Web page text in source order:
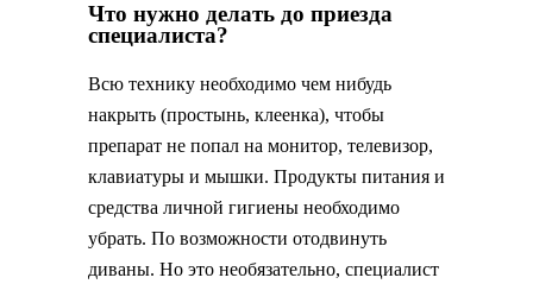
Что нужно делать до приезда
специалиста?
Всю технику необходимо чем нибудь
накрыть (простынь, клеенка), чтобы
препарат не попал на монитор, телевизор,
клавиатуры и мышки. Продукты питания и
средства личной гигиены необходимо
убрать. По возможности отодвинуть
диваны. Но это необязательно, специалист